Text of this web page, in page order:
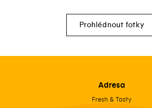
Prohlédnout fotky
Adresa
Fresh & Tasty